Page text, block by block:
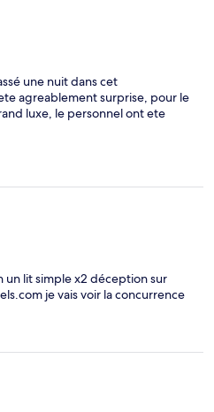
une nuit dans cet
agreablement surprise, pour le
luxe, le personnel ont ete
un lit simple x2 déception sur
je vais voir la concurrence